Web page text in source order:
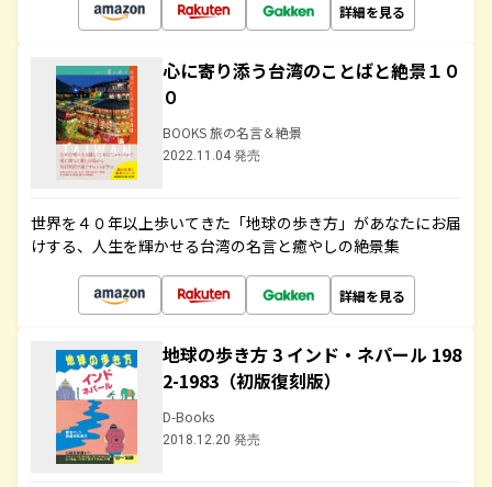
詳細を見る
心に寄り添う台湾のことばと絶景１０
０
BOOKS 旅の名言＆絶景
2022.11.04 発売
世界を４０年以上歩いてきた「地球の歩き方」があなたにお届
けする、人生を輝かせる台湾の名言と癒やしの絶景集
詳細を見る
地球の歩き方 3 インド・ネパール 198
2-1983（初版復刻版）
D-Books
2018.12.20 発売